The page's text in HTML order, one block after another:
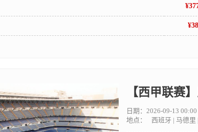
【西甲联赛
日期：2026-09-13 00:00
地点：
西班牙 | 马德里